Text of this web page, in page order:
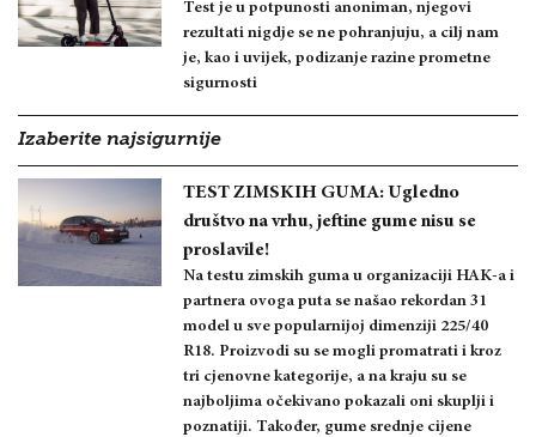
Test je u potpunosti anoniman, njegovi
rezultati nigdje se ne pohranjuju, a cilj nam
je, kao i uvijek, podizanje razine prometne
sigurnosti
Izaberite najsigurnije
TEST ZIMSKIH GUMA: Ugledno
društvo na vrhu, jeftine gume nisu se
proslavile!
Na testu zimskih guma u organizaciji HAK-a i
partnera ovoga puta se našao rekordan 31
model u sve popularnijoj dimenziji 225/40
R18. Proizvodi su se mogli promatrati i kroz
tri cjenovne kategorije, a na kraju su se
najboljima očekivano pokazali oni skuplji i
poznatiji. Također, gume srednje cijene